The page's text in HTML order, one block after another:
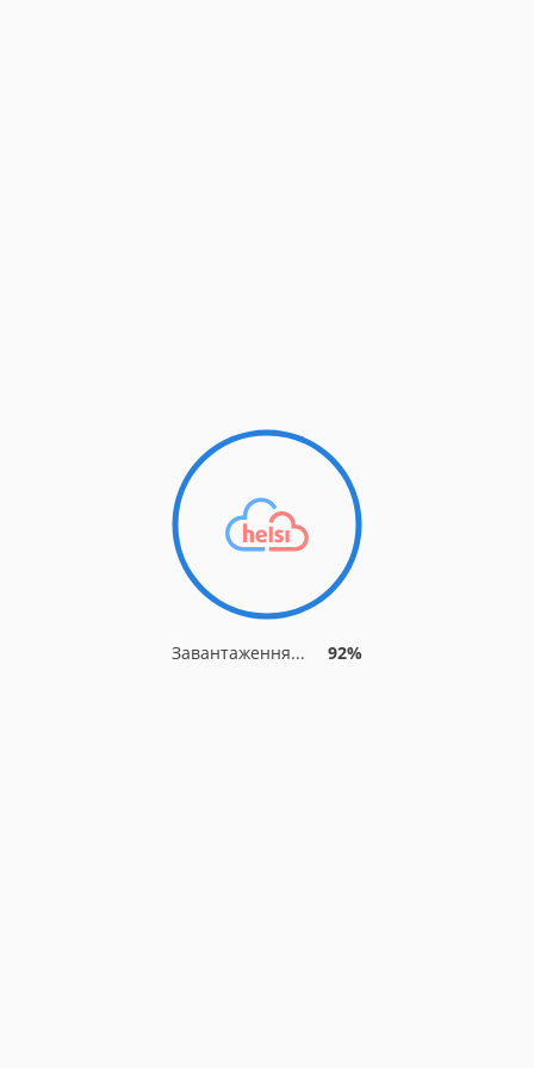
Завантаження... 92%